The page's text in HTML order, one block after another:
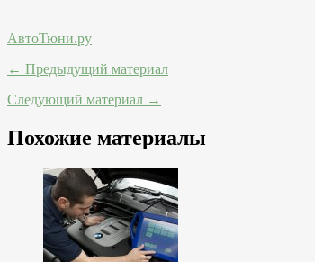
АвтоТюни.ру
← Предыдущий материал
Следующий материал →
Похожие материалы